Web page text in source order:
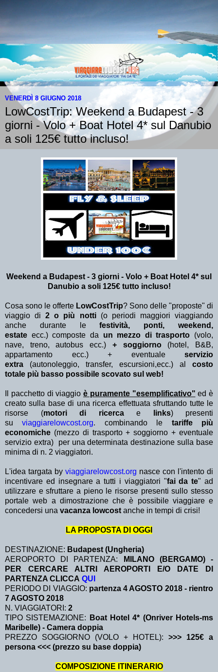
VENERDÌ 8 GIUGNO 2018
LowCostTrip: Weekend a Budapest - 3
giorni - Volo + Boat Hotel 4* sul Danubio
a soli 125€ tutto incluso!
Weekend a Budapest - 3 giorni - Volo + Boat Hotel 4* sul
Danubio a soli 125€ tutto incluso!
Cosa sono le offerte LowCostTrip? Sono delle "proposte" di
viaggio di2 o più notti (o periodi maggiori viaggiando
anche durante lefestività, ponti, weekend,
estate ecc.) composte da un mezzo di trasporto (volo,
nave, treno, autobus ecc.) + soggiorno(hotel, B&B,
appartamento ecc.) + eventuale servizio
extra (autonoleggio, transfer, escursioni,ecc.) al costo
totale più basso possibile scovato sul web!
Il pacchetto di viaggio è puramente "esemplificativo" ed è
creato sulla base di una ricerca effettuata sfruttando tutte le
risorse (motori di ricerca e links) presenti
suviaggiarelowcost.org. combinando le tariffe più
economiche (mezzo di trasporto + soggiorno + eventuale
servizio extra)
per una determinata destinazione sulla base
minima di n. 2 viaggiatori.
L'idea targata by viaggiarelowcost.org nasce con l'intento di
incentivare ed insegnare a tutti i viaggiatori "fai da te" ad
utilizzare e sfruttare a pieno le risorse presenti sullo stesso
portale web a dimostrazione che è possibile viaggiare e
concedersi una vacanza lowcost anche in tempi di crisi!
LA PROPOSTA DI OGGI
DESTINAZIONE: Budapest (Ungheria)
AEROPORTO DI PARTENZA:
MILANO (BERGAMO) -
PER CERCARE ALTRI AEROPORTI E/O DATE DI
PARTENZA CLICCA QUI
PERIODO DI VIAGGIO: partenza 4 AGOSTO 2018 - rientro
7 AGOSTO 2018
N. VIAGGIATORI: 2
TIPO SISTEMAZIONE:
Boat Hotel 4* (Onriver Hotels-ms
Maribelle) - Camera doppia
PREZZO SOGGIORNO (VOLO + HOTEL): >>> 125€ a
persona <<< (prezzo su base doppia)
COMPOSIZIONE ITINERARIO